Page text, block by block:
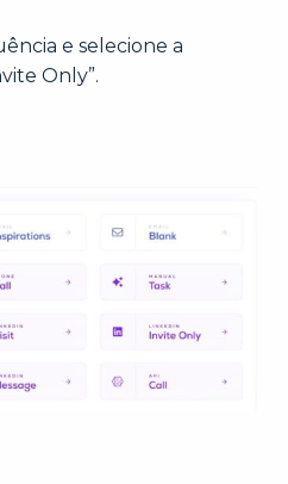
e selecione a
Only”.